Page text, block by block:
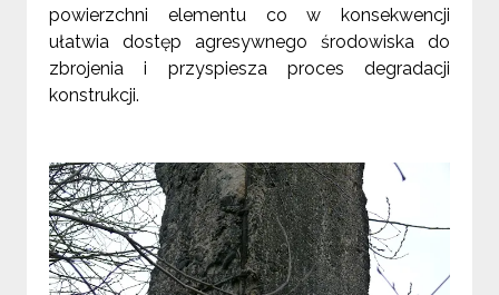
powierzchni elementu co w konsekwencji
ułatwia dostęp agresywnego środowiska do
zbrojenia i przyspiesza proces degradacji
konstrukcji.